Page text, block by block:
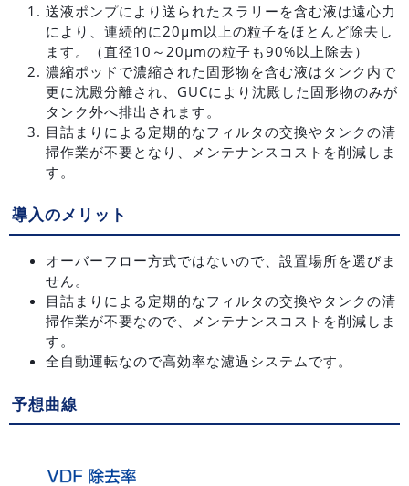
送液ポンプにより送られたスラリーを含む液は遠心力
により、連続的に20μm以上の粒子をほとんど除去し
ます。（直径10～20μmの粒子も90%以上除去）
濃縮ポッドで濃縮された固形物を含む液はタンク内で
更に沈殿分離され、GUCにより沈殿した固形物のみが
タンク外へ排出されます。
目詰まりによる定期的なフィルタの交換やタンクの清
掃作業が不要となり、メンテナンスコストを削減しま
す。
導入のメリット
オーバーフロー方式ではないので、設置場所を選びま
せん。
目詰まりによる定期的なフィルタの交換やタンクの清
掃作業が不要なので、メンテナンスコストを削減しま
す。
全自動運転なので高効率な濾過システムです。
予想曲線